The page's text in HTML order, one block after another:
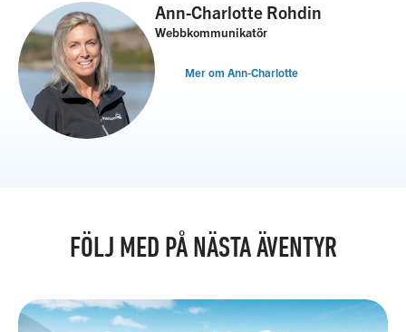
Ann-Charlotte Rohdin
Webbkommunikatör
Mer om Ann-Charlotte
FÖLJ MED PÅ NÄSTA ÄVENTYR